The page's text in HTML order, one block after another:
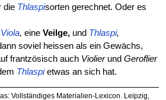
die Thlaspisorten gerechnet. Oder es
Viola, eine Veilge,und Thlaspi,
soviel heissen als ein Gewächs,
frantzösisch auch Violierund Geroflier
Thlaspietwas an sich hat.
Vollständiges Materialien-Lexicon. Leipzig,